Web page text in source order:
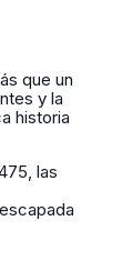
que un
y la
historia
las